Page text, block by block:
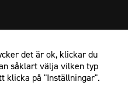
det är ok, klickar du
såklart välja vilken typ
klicka på "Inställningar".